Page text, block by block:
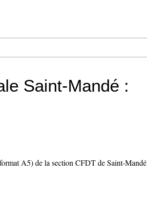
Saint-Mandé :
A5) de la section CFDT de Saint-Mandé